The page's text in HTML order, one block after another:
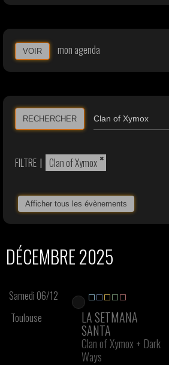
VOIR mon agenda
RECHERCHER
FILTRE | ×
Clan of Xymox
Afficher tous les évènements
DÉCEMBRE 2025
Samedi 06/12
Toulouse
LA SETMANA
SANTA
Clan of Xymox+ Dark
Ways